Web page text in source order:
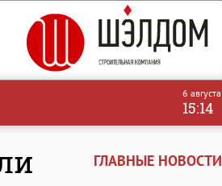
6 августа
15:14
ГЛАВНЫЕ НОВОСТИ